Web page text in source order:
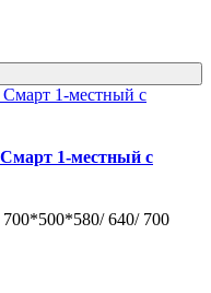
1-местный с
640/ 700